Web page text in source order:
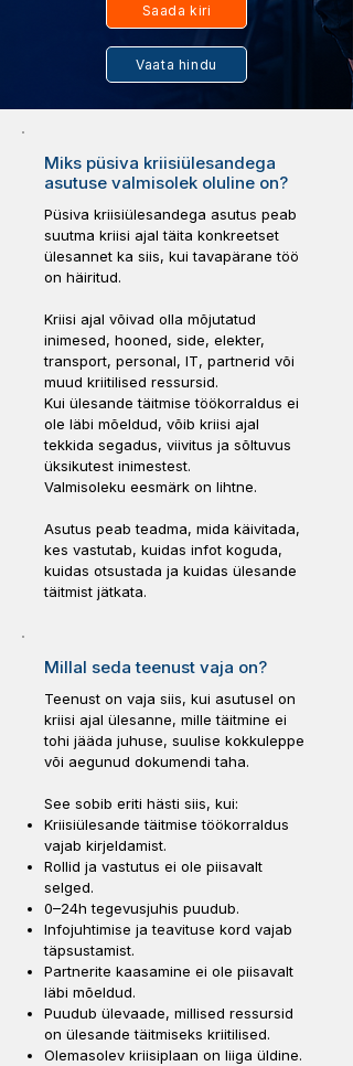
Saada kiri
Vaata hindu
Miks püsiva kriisiülesandega
asutuse valmisolek oluline on?
Püsiva kriisiülesandega asutus peab
suutma kriisi ajal täita konkreetset
ülesannet ka siis, kui tavapärane töö
on häiritud.
Kriisi ajal võivad olla mõjutatud
inimesed, hooned, side, elekter,
transport, personal, IT, partnerid või
muud kriitilised ressursid.
Kui ülesande täitmise töökorraldus ei
ole läbi mõeldud, võib kriisi ajal
tekkida segadus, viivitus ja sõltuvus
üksikutest inimestest.
Valmisoleku eesmärk on lihtne.
Asutus peab teadma, mida käivitada,
kes vastutab, kuidas infot koguda,
kuidas otsustada ja kuidas ülesande
täitmist jätkata.
Millal seda teenust vaja on?
Teenust on vaja siis, kui asutusel on
kriisi ajal ülesanne, mille täitmine ei
tohi jääda juhuse, suulise kokkuleppe
või aegunud dokumendi taha.
See sobib eriti hästi siis, kui:
Kriisiülesande täitmise töökorraldus
vajab kirjeldamist.
Rollid ja vastutus ei ole piisavalt
selged.
0–24h tegevusjuhis puudub.
Infojuhtimise ja teavituse kord vajab
täpsustamist.
Partnerite kaasamine ei ole piisavalt
läbi mõeldud.
Puudub ülevaade, millised ressursid
on ülesande täitmiseks kriitilised.
Olemasolev kriisiplaan on liiga üldine.